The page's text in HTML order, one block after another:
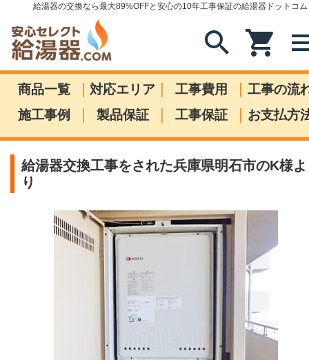
給湯器の交換なら最大89%OFFと安心の10年工事保証の給湯器ドットコム
search shopping_cart
商品一覧 | 対応エリア | 工事費用 | 工事の流
施工事例
| 製品保証 | 工事保証 | お支払方
給湯器交換工事をされた兵庫県明石市のK様よ
り